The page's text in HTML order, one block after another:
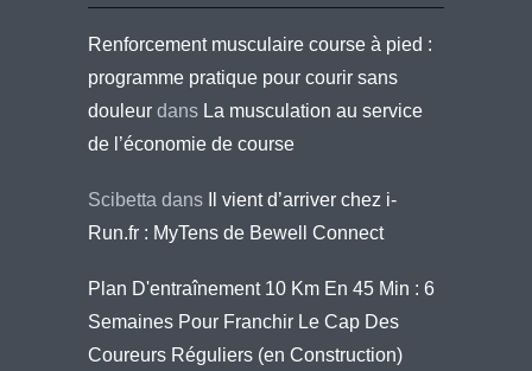
Renforcement musculaire course à pied :
programme pratique pour courir sans
douleur dans La musculation au service
de l’économie de course
Scibetta dans
Il vient d’arriver chez i-
Run.fr : MyTens de Bewell Connect
Plan D'entraînement 10 Km En 45 Min : 6
Semaines Pour Franchir Le Cap Des
Coureurs Réguliers (en Construction)